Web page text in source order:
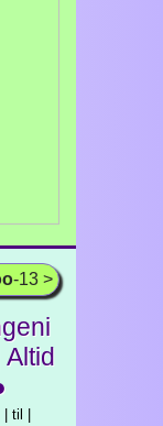
-13 >
Altid
til |